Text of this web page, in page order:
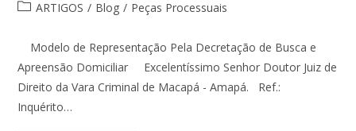
ARTIGOS / Blog / Peças Processuais
Modelo de Representação Pela Decretação de Busca e
Apreensão Domiciliar Excelentíssimo Senhor Doutor Juiz de
Direito da Vara Criminal de Macapá - Amapá. Ref.:
Inquérito…